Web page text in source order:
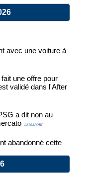
avec une voiture à
une offre pour
validé dans l'After
a dit non au
- LE10SPORT
abandonné cette